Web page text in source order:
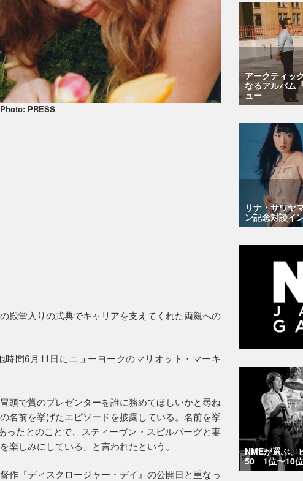
Photo: PRESS
殿堂入りの式典でキャリアを支えてくれた両親への
間6月11日にニューヨークのマリオット・マーキ
頭で賞のプレゼンターを誰に務めてほしいかと尋ね
名前を挙げたエピソードを披露している。名前を挙
ったとのことで、スティーヴン・スピルバーグと妻
しみにしている」と言われたという。
作『ディスクロージャー・デイ』の公開日と重なっ
アークティッ
なるアルバム
ュー
リナ・サワヤ
ン記念対談イ
NMEが選ぶ、
50 1位〜10位